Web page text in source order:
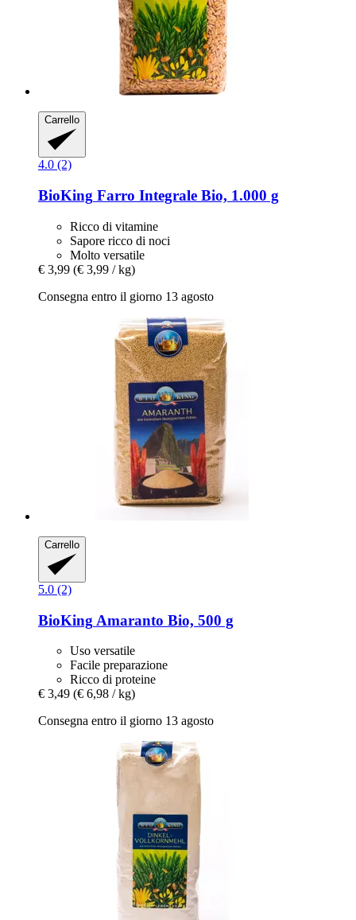
Carrello
4.0 (2)
BioKing Farro Integrale Bio, 1.000 g
Ricco di vitamine
Sapore ricco di noci
Molto versatile
€ 3,99 (€ 3,99 / kg)
Consegna entro il giorno 13 agosto
Carrello
5.0 (2)
BioKing Amaranto Bio, 500 g
Uso versatile
Facile preparazione
Ricco di proteine
€ 3,49 (€ 6,98 / kg)
Consegna entro il giorno 13 agosto